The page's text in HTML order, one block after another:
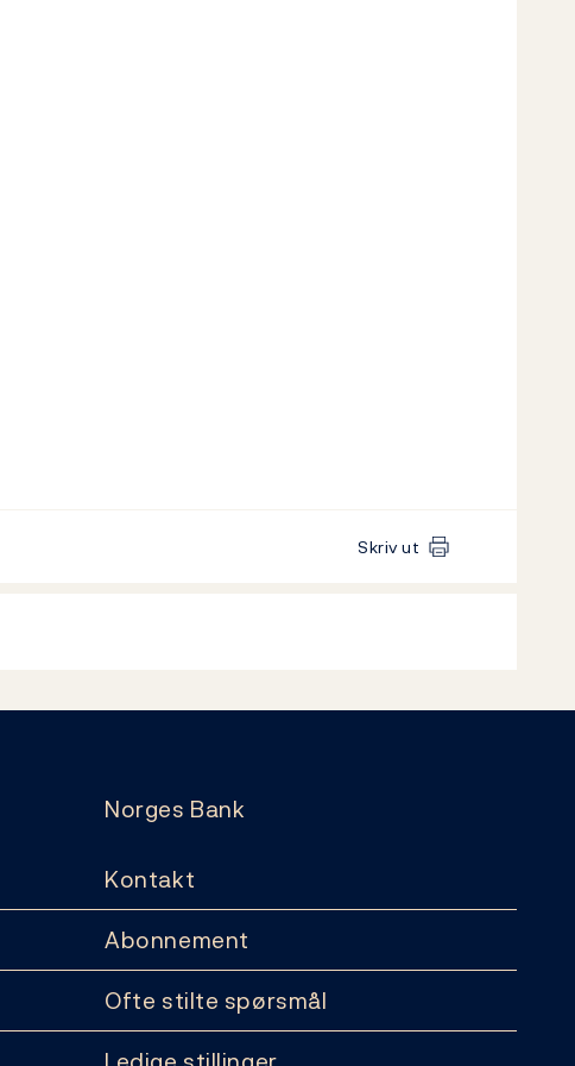
Skriv ut
Norges Bank
Kontakt
Abonnement
Ofte stilte spørsmål